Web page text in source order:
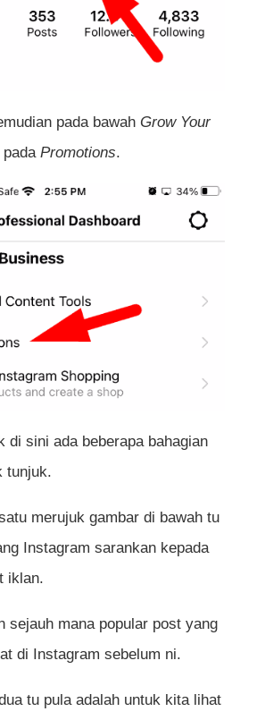
pada bawah Grow Your
Promotions.
di sini ada beberapa bahagian
tunjuk.
merujuk gambar di bawah tu
Instagram sarankan kepada
iklan.
sejauh mana popular post yang
di Instagram sebelum ni.
tu pula adalah untuk kita lihat